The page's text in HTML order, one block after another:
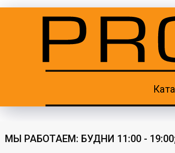
РАБОТАЕМ: БУДНИ 11:00 - 19:00;